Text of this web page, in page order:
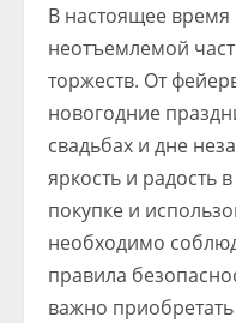
В настоящее время
неотъемлемой
торжеств. От
новогодние
свадьбах и дне
яркость и радость
покупке и
необходимо
правила
важно